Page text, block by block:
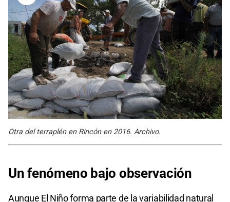
Otra del terraplén en Rincón en 2016. Archivo.
Un fenómeno bajo observación
Aunque El Niño forma parte de la variabilidad natural